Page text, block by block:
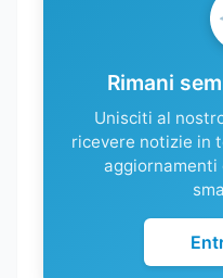
Rimani
Unisciti al
ricevere notizie in